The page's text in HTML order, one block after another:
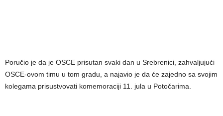
Poručio je da je OSCE prisutan svaki dan u Srebrenici, zahvaljujući
OSCE-ovom timu u tom gradu, a najavio je da će zajedno sa svojim
kolegama prisustvovati komemoraciji 11. jula u Potočarima.